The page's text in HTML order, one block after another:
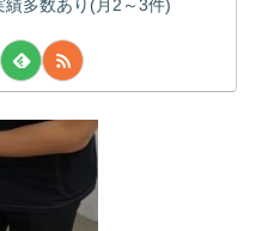
多数あり(月2～3件)